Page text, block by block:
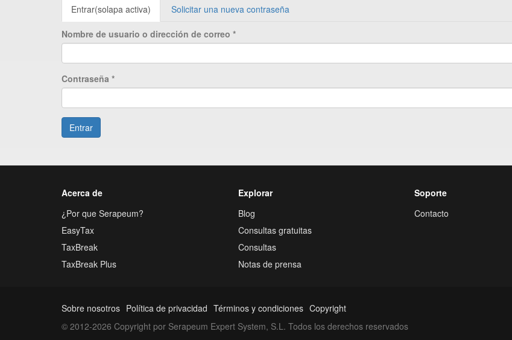
Entrar(solapa activa) Solicitar una nueva contraseña
Nombre de usuario o dirección de correo *
Contraseña *
Entrar
Acerca de
¿Por que Serapeum?
EasyTax
TaxBreak
TaxBreak Plus
Explorar
Blog
Consultas gratuitas
Consultas
Notas de prensa
Soporte
Contacto
Sobre nosotros Política de privacidad Términos y condiciones Copyright
© 2012-2026 Copyright por Serapeum Expert System, S.L. Todos los derechos reservados